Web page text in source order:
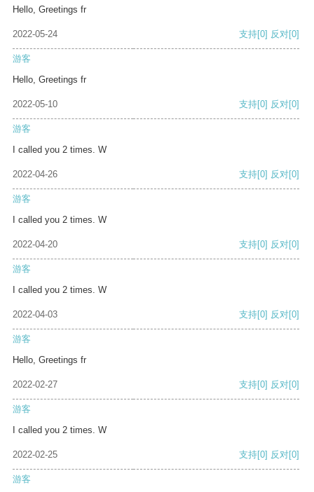
Hello, Greetings fr
2022-05-24 支持[0] 反对[0]
游客
Hello, Greetings fr
2022-05-10 支持[0] 反对[0]
游客
I called you 2 times. W
2022-04-26 支持[0] 反对[0]
游客
I called you 2 times. W
2022-04-20 支持[0] 反对[0]
游客
I called you 2 times. W
2022-04-03 支持[0] 反对[0]
游客
Hello, Greetings fr
2022-02-27 支持[0] 反对[0]
游客
I called you 2 times. W
2022-02-25 支持[0] 反对[0]
游客